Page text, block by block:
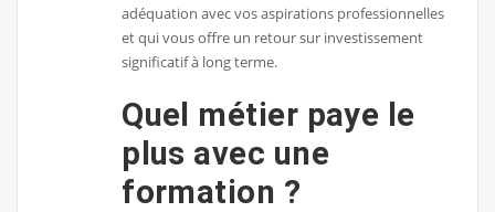
adéquation avec vos aspirations professionnelles
et qui vous offre un retour sur investissement
significatif à long terme.
Quel métier paye le
plus avec une
formation ?